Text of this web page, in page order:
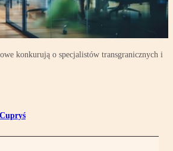
konkurują o specjalistów transgranicznych i